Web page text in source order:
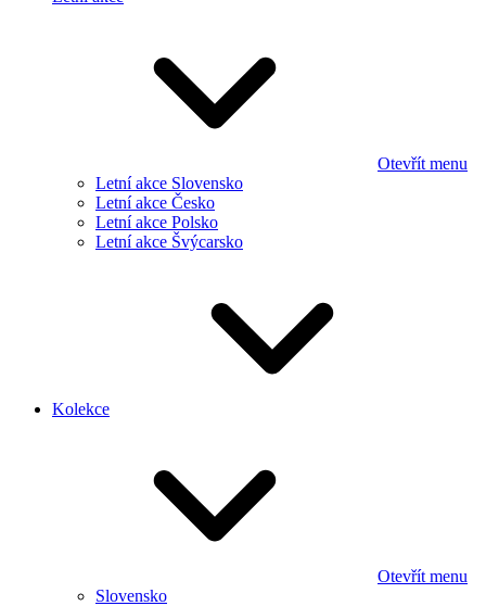
Otevřít menu
Letní akce Slovensko
Letní akce Česko
Letní akce Polsko
Letní akce Švýcarsko
Kolekce
Otevřít menu
Slovensko